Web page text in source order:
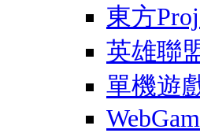
東方
英雄聯
單機遊